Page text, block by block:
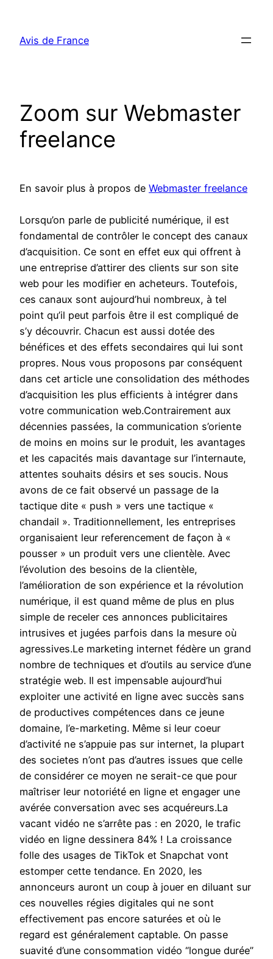
contenu
Avis de France
Zoom sur Webmaster
freelance
En savoir plus à propos de Webmaster freelance
Lorsqu’on parle de publicité numérique, il est
fondamental de contrôler le concept des canaux
d’acquisition. Ce sont en effet eux qui offrent à
une entreprise d’attirer des clients sur son site
web pour les modifier en acheteurs. Toutefois,
ces canaux sont aujourd’hui nombreux, à tel
point qu’il peut parfois être il est compliqué de
s’y découvrir. Chacun est aussi dotée des
bénéfices et des effets secondaires qui lui sont
propres. Nous vous proposons par conséquent
dans cet article une consolidation des méthodes
d’acquisition les plus efficients à intégrer dans
votre communication web.Contrairement aux
décennies passées, la communication s’oriente
de moins en moins sur le produit, les avantages
et les capacités mais davantage sur l’internaute,
attentes souhaits désirs et ses soucis. Nous
avons de ce fait observé un passage de la
tactique dite « push » vers une tactique «
chandail ». Traditionnellement, les entreprises
organisaient leur referencement de façon à «
pousser » un produit vers une clientèle. Avec
l’évolution des besoins de la clientèle,
l’amélioration de son expérience et la révolution
numérique, il est quand même de plus en plus
simple de receler ces annonces publicitaires
intrusives et jugées parfois dans la mesure où
agressives.Le marketing internet fédère un grand
nombre de techniques et d’outils au service d’une
stratégie web. Il est impensable aujourd’hui
exploiter une activité en ligne avec succès sans
de productives compétences dans ce jeune
domaine, l’e-marketing. Même si leur coeur
d’activité ne s’appuie pas sur internet, la plupart
des societes n’ont pas d’autres issues que celle
de considérer ce moyen ne serait-ce que pour
maîtriser leur notoriété en ligne et engager une
avérée conversation avec ses acquéreurs.La
vacant vidéo ne s’arrête pas : en 2020, le trafic
vidéo en ligne dessinera 84% ! La croissance
folle des usages de TikTok et Snapchat vont
estomper cette tendance. En 2020, les
annonceurs auront un coup à jouer en diluant sur
ces nouvelles régies digitales qui ne sont
effectivement pas encore saturées et où le
regard est généralement captable. On passe
suavité d’une consommation vidéo “longue durée”